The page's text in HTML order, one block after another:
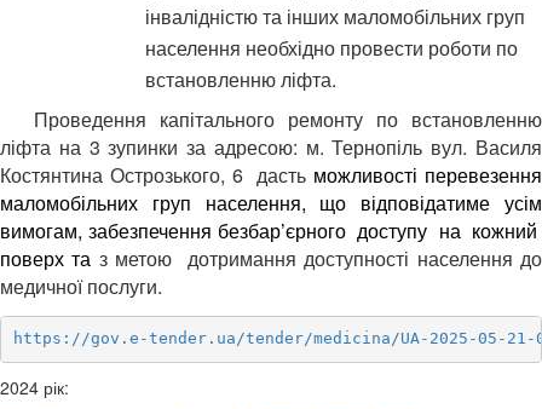
інвалідністю та інших маломобільних груп
населення необхідно провести роботи по
встановленню ліфта.
Проведення капітального ремонту по встановленню
ліфта на 3 зупинки за адресою: м. Тернопіль вул. Василя
Костянтина Острозького, 6 дасть можливості перевезення
маломобільних груп населення, що відповідатиме усім
вимогам, забезпечення безбар’єрного доступу на кожний
поверх та з метою дотримання доступності населення до
медичної послуги.
https://gov.e-tender.ua/tender/medicina/UA-2025-05-
2024 рік: